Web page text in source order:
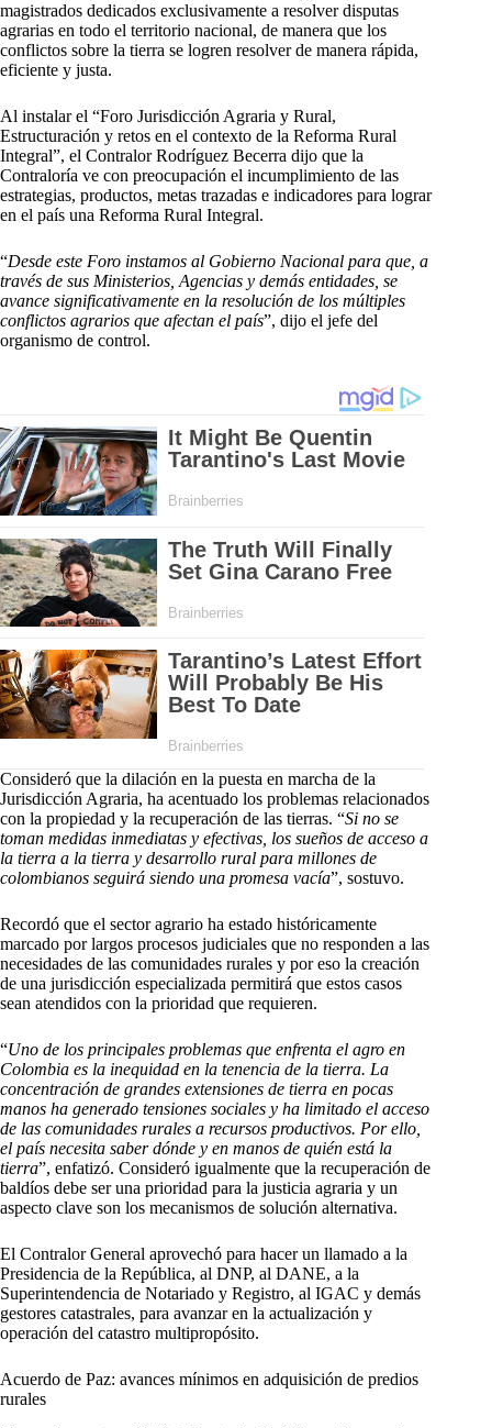
magistrados dedicados exclusivamente a resolver disputas
agrarias en todo el territorio nacional, de manera que los
conflictos sobre la tierra se logren resolver de manera rápida,
eficiente y justa.
Al instalar el “Foro Jurisdicción Agraria y Rural,
Estructuración y retos en el contexto de la Reforma Rural
Integral”, el Contralor Rodríguez Becerra dijo que la
Contraloría ve con preocupación el incumplimiento de las
estrategias, productos, metas trazadas e indicadores para lograr
en el país una Reforma Rural Integral.
“Desde este Foro instamos al Gobierno Nacional para que, a
través de sus Ministerios, Agencias y demás entidades, se
avance significativamente en la resolución de los múltiples
conflictos agrarios que afectan el país”, dijo el jefe del
organismo de control.
Consideró que la dilación en la puesta en marcha de la
Jurisdicción Agraria, ha acentuado los problemas relacionados
con la propiedad y la recuperación de las tierras. “Si no se
toman medidas inmediatas y efectivas, los sueños de acceso a
la tierra a la tierra y desarrollo rural para millones de
colombianos seguirá siendo una promesa vacía”, sostuvo.
Recordó que el sector agrario ha estado históricamente
marcado por largos procesos judiciales que no responden a las
necesidades de las comunidades rurales y por eso la creación
de una jurisdicción especializada permitirá que estos casos
sean atendidos con la prioridad que requieren.
“Uno de los principales problemas que enfrenta el agro en
Colombia es la inequidad en la tenencia de la tierra. La
concentración de grandes extensiones de tierra en pocas
manos ha generado tensiones sociales y ha limitado el acceso
de las comunidades rurales a recursos productivos. Por ello,
el país necesita saber dónde y en manos de quién está la
tierra”, enfatizó. Consideró igualmente que la recuperación de
baldíos debe ser una prioridad para la justicia agraria y un
aspecto clave son los mecanismos de solución alternativa.
El Contralor General aprovechó para hacer un llamado a la
Presidencia de la República, al DNP, al DANE, a la
Superintendencia de Notariado y Registro, al IGAC y demás
gestores catastrales, para avanzar en la actualización y
operación del catastro multipropósito.
Acuerdo de Paz: avances mínimos en adquisición de predios
rurales